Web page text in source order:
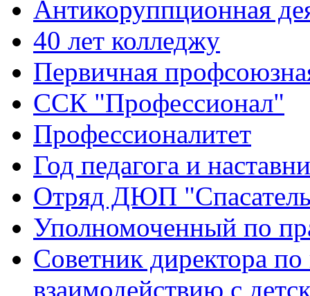
Антикоруппционная
40 лет колледжу
Первичная
ССК "Профессионал"
Профессионалитет
Год педагога и
Отряд ДЮП
Уполномоченный по
Советник директора
взаимодействию с